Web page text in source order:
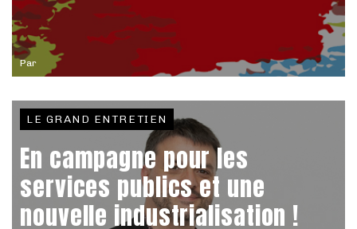
Par
LE GRAND ENTRETIEN
En campagne pour les
services publics et une
nouvelle industrialisation !